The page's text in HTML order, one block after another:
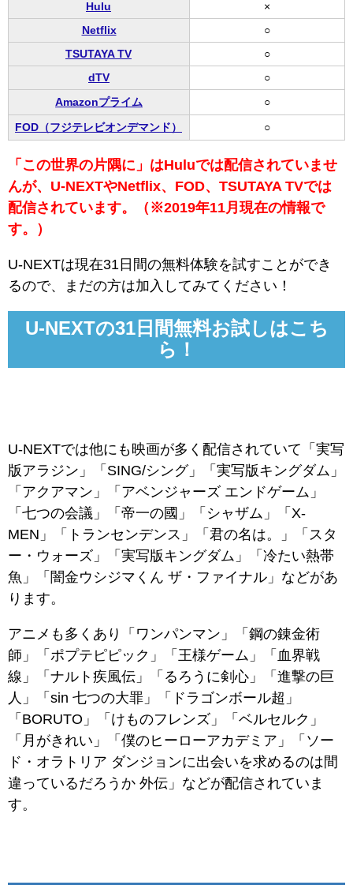
Hulu
×
Netflix
○
TSUTAYA TV
○
dTV
○
Amazonプライム ○
FOD（フジテレビオンデマンド） ○
「この世界の片隅に」はHuluでは配信されていませ
んが、U-NEXTやNetflix、FOD、TSUTAYA TVでは
配信されています。（※2019年11月現在の情報で
す。）
U-NEXTは現在31日間の無料体験を試すことができ
るので、まだの方は加入してみてください！
U-NEXTの31日間無料お試しはこち
ら！
U-NEXTでは他にも映画が多く配信されていて「実写
版アラジン」「SING/シング」「実写版キングダム」
「アクアマン」「アベンジャーズ エンドゲーム」
「七つの会議」「帝一の國」「シャザム」「X-
MEN」「トランセンデンス」「君の名は。」「スタ
ー・ウォーズ」「実写版キングダム」「冷たい熱帯
魚」「闇金ウシジマくん ザ・ファイナル」などがあ
ります。
アニメも多くあり「ワンパンマン」「鋼の錬金術
師」「ポプテピピック」「王様ゲーム」「血界戦
線」「ナルト疾風伝」「るろうに剣心」「進撃の巨
人」「sin 七つの大罪」「ドラゴンボール超」
「BORUTO」「けものフレンズ」「ベルセルク」
「月がきれい」「僕のヒーローアカデミア」「ソー
ド・オラトリア ダンジョンに出会いを求めるのは間
違っているだろうか 外伝」などが配信されていま
す。